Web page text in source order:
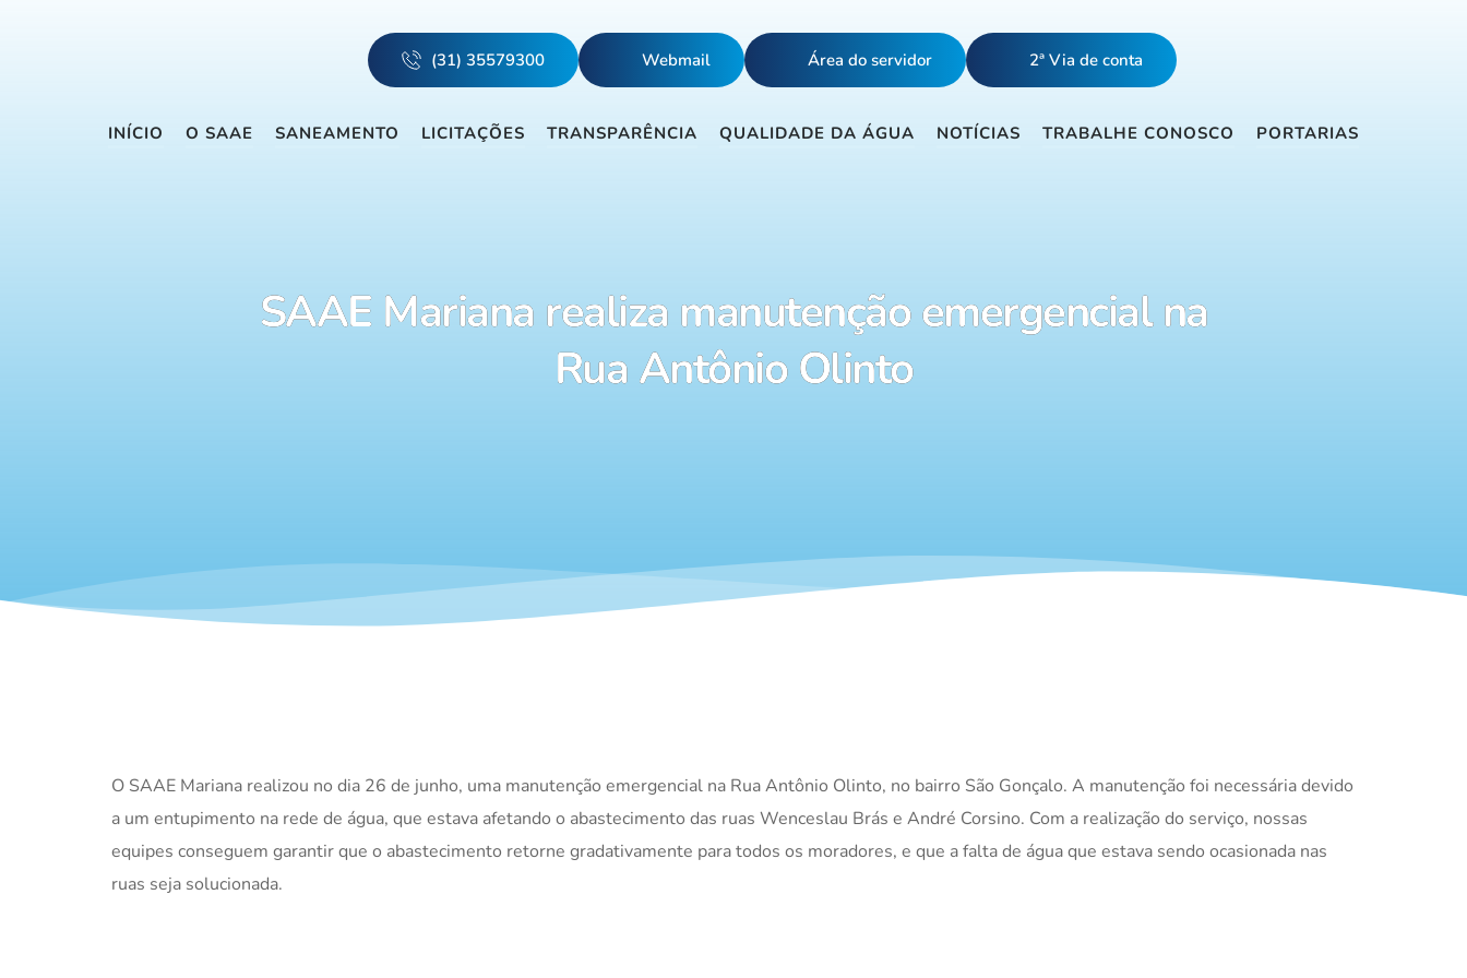
(31) 35579300 Webmail Área do servidor 2ª Via de conta
INÍCIO O SAAE SANEAMENTO LICITAÇÕES TRANSPARÊNCIA QUALIDADE DA ÁGUA NOTÍCIAS TRABALHE CONOSCO PORTARIAS
SAAE Mariana realiza manutenção emergencial na
Rua Antônio Olinto
O SAAE Mariana realizou no dia 26 de junho, uma manutenção emergencial na Rua Antônio Olinto, no bairro São Gonçalo. A manutenção foi necessária devido
a um entupimento na rede de água, que estava afetando o abastecimento das ruas Wenceslau Brás e André Corsino. Com a realização do serviço, nossas
equipes conseguem garantir que o abastecimento retorne gradativamente para todos os moradores, e que a falta de água que estava sendo ocasionada nas
ruas seja solucionada.